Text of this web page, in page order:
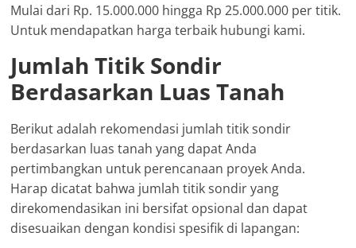
Mulai dari Rp. 15.000.000 hingga Rp 25.000.000 per titik.
Untuk mendapatkan harga terbaik hubungi kami.
Jumlah Titik Sondir
Berdasarkan Luas Tanah
Berikut adalah rekomendasi jumlah titik sondir
berdasarkan luas tanah yang dapat Anda
pertimbangkan untuk perencanaan proyek Anda.
Harap dicatat bahwa jumlah titik sondir yang
direkomendasikan ini bersifat opsional dan dapat
disesuaikan dengan kondisi spesifik di lapangan: